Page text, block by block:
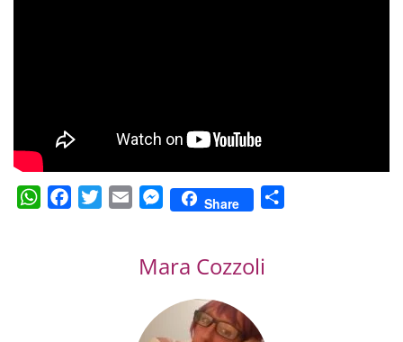
WhatsAppFacebookTwitterEmail Messenger
Share
Mara Cozzoli